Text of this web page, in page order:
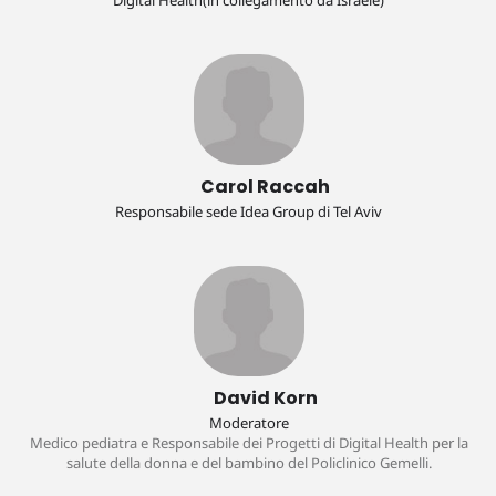
Linor Attias, Deputy Director of International Emergency Operations
Noam Kalina, Chief Business Officer and President of GistMD
Carol Raccah, Responsabile sede Idea Group di Tel Aviv
Estie Roth, Board certified in family Medicine
Carol Raccah
Responsabile sede Idea Group di Tel Aviv
David Korn
Moderatore
Medico pediatra e Responsabile dei Progetti di Digital Health per la
salute della donna e del bambino del Policlinico Gemelli.